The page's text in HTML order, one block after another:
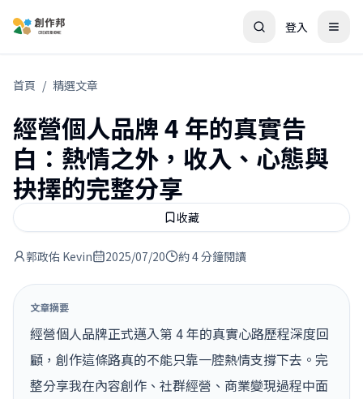
登入
首頁 / 精選文章
經營個人品牌 4 年的真實告
白：熱情之外，收入、心態與
抉擇的完整分享
收藏
郭政佑 Kevin 2025/07/20 約 4 分鐘閱讀
文章摘要
經營個人品牌正式邁入第 4 年的真實心路歷程深度回
顧，創作這條路真的不能只靠一腔熱情支撐下去。完
整分享我在內容創作、社群經營、商業變現過程中面